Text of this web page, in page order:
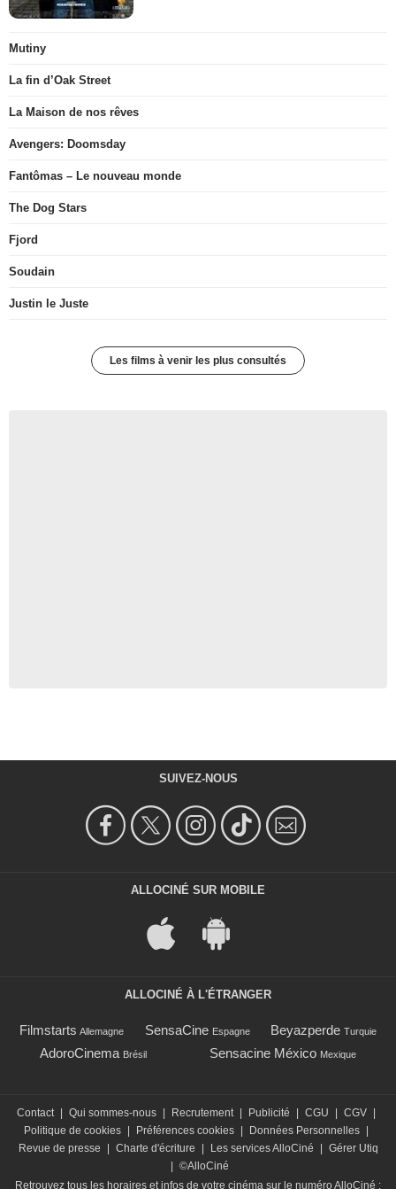
Mutiny
La fin d’Oak Street
La Maison de nos rêves
Avengers: Doomsday
Fantômas – Le nouveau monde
The Dog Stars
Fjord
Soudain
Justin le Juste
Les films à venir les plus consultés
SUIVEZ-NOUS
ALLOCINÉ SUR MOBILE
ALLOCINÉ À L'ÉTRANGER
Filmstarts Allemagne SensaCine Espagne Beyazperde Turquie
AdoroCinema Brésil Sensacine México Mexique
Contact | Qui sommes-nous | Recrutement | Publicité | CGU | CGV |
Politique de cookies | Préférences cookies | Données Personnelles |
Revue de presse
| Charte d'écriture | Les services AlloCiné | Gérer Utiq
| ©AlloCiné
Retrouvez tous les horaires et infos de votre cinéma sur le numéro AlloCiné :